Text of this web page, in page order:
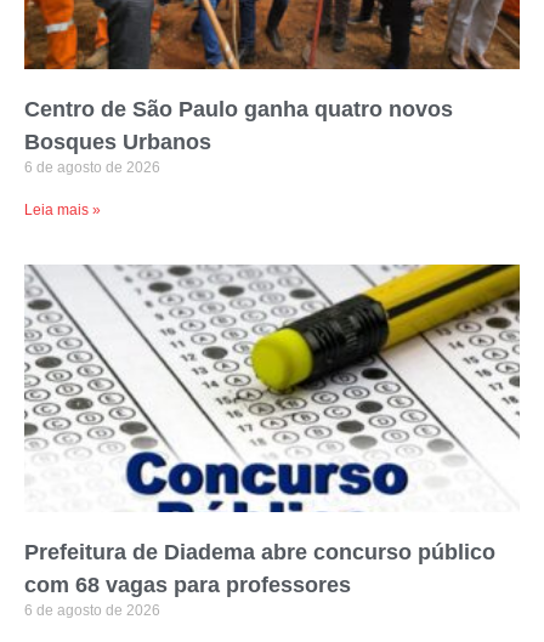
Centro de São Paulo ganha quatro novos
Bosques Urbanos
6 de agosto de 2026
Leia mais »
Prefeitura de Diadema abre concurso público
com 68 vagas para professores
6 de agosto de 2026